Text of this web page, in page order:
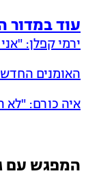
עוד במדור
ירמי קפלן:
האומנים
איה כורם:
המפגש עם